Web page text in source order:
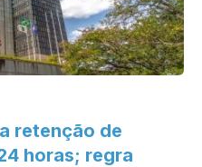
retenção de
horas; regra